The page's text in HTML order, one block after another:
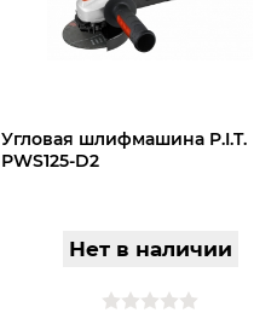
Угловая шлифмашина P.I.T.
РWS125-D2
Нет в наличии